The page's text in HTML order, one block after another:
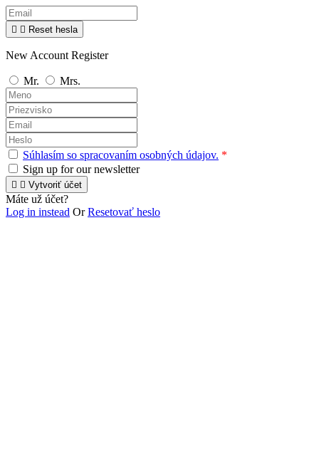
  Reset hesla
New Account Register
Mr. Mrs.
Súhlasím so spracovaním osobných údajov. *
Sign up for our newsletter
  Vytvoriť účet
Máte už účet?
Log in instead OrResetovať heslo